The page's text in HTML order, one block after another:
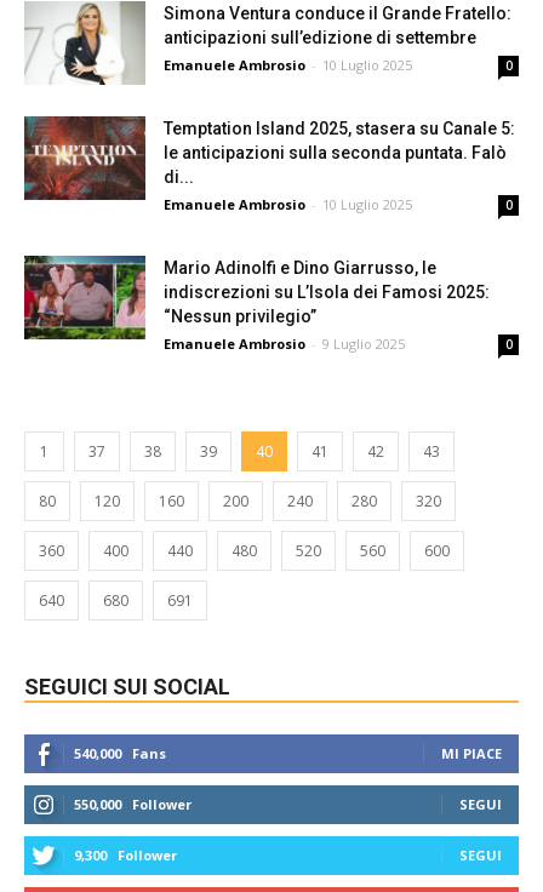
Simona Ventura conduce il Grande Fratello:
anticipazioni sull’edizione di settembre
Emanuele Ambrosio - 10 Luglio 2025 0
Temptation Island 2025, stasera su Canale 5:
le anticipazioni sulla seconda puntata. Falò
di...
Emanuele Ambrosio - 10 Luglio 2025 0
Mario Adinolfi e Dino Giarrusso, le
indiscrezioni su L’Isola dei Famosi 2025:
“Nessun privilegio”
Emanuele Ambrosio - 9 Luglio 2025 0
1 37 38 39 40 41 42 43
80 120 160 200 240 280 320
360 400 440 480 520 560 600
640 680 691
SEGUICI SUI SOCIAL
540,000 Fans MI PIACE
550,000 Follower SEGUI
9,300 Follower SEGUI